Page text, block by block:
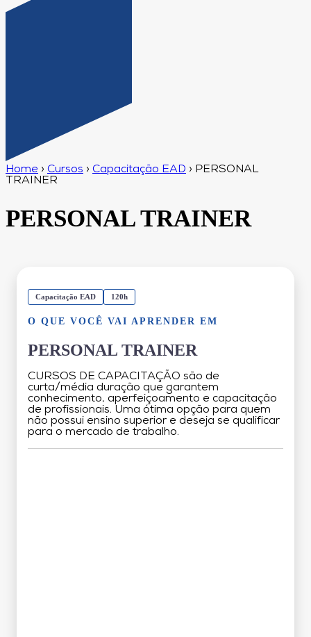
Home › Cursos › Capacitação EAD › PERSONAL
TRAINER
PERSONAL TRAINER
Capacitação EAD 120h
O QUE VOCÊ VAI APRENDER EM
PERSONAL TRAINER
CURSOS DE CAPACITAÇÃO são de
curta/média duração que garantem
conhecimento, aperfeiçoamento e capacitação
de profissionais. Uma ótima opção para quem
não possui ensino superior e deseja se qualificar
para o mercado de trabalho.